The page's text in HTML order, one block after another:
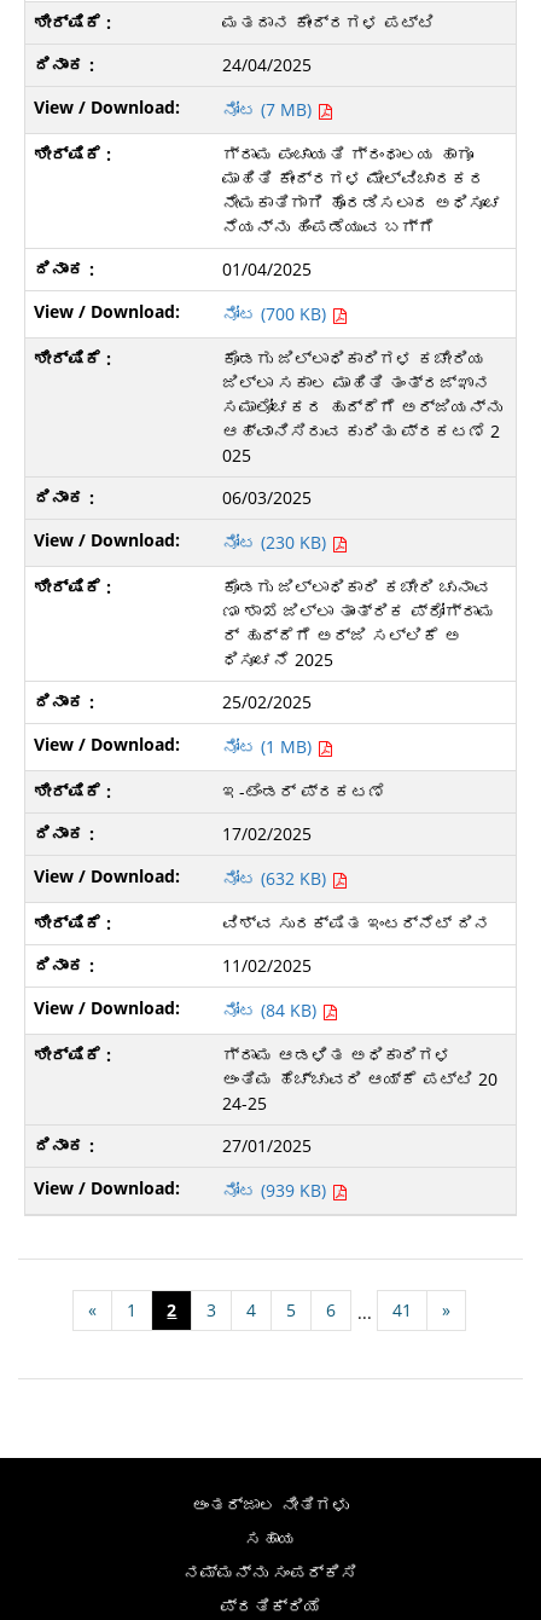
ಮತದಾನ ಕೇಂದ್ರಗಳ ಪಟ್ಟಿ
24/04/2025
ನೋಟ (7 MB)
ಗ್ರಾಮ ಪಂಚಾಯತಿ ಗ್ರಂಥಾಲಯ ಹಾಗೂ
ಮಾಹಿತಿ ಕೇಂದ್ರಗಳ ಮೇಲ್ವಿಚಾರಕರ
ನೇಮಕಾತಿಗಾಗಿ ಹೊರಡಿಸಲಾದ ಅಧಿಸೂಚ
ನೆಯನ್ನು ಹಿಂಪಡೆಯುವ ಬಗ್ಗೆ
01/04/2025
ನೋಟ (700 KB)
ಕೊಡಗು ಜಿಲ್ಲಾಧಿಕಾರಿಗಳ ಕಚೇರಿಯ
ಜಿಲ್ಲಾ ಸಕಾಲ ಮಾಹಿತಿ ತಂತ್ರಜ್ಞಾನ
ಸಮಾಲೋಚಕರ ಹುದ್ದೆಗೆ ಅರ್ಜಿಯನ್ನು
ಆಹ್ವಾನಿಸಿರುವ ಕುರಿತು ಪ್ರಕಟಣೆ 2
025
06/03/2025
ನೋಟ (230 KB)
ಕೊಡಗು ಜಿಲ್ಲಾಧಿಕಾರಿ ಕಚೇರಿ ಚುನಾವ
ಣಾ ಶಾಖೆ ಜಿಲ್ಲಾ ತಾಂತ್ರಿಕ ಪ್ರೋಗ್ರಾಮ
ರ್ ಹುದ್ದೆಗೆ ಅರ್ಜಿ ಸಲ್ಲಿಕೆ ಅ
ಧಿಸೂಚನೆ 2025
25/02/2025
ನೋಟ (1 MB)
ಇ-ಟೆಂಡರ್ ಪ್ರಕಟಣೆ
17/02/2025
ನೋಟ (632 KB)
ವಿಶ್ವ ಸುರಕ್ಷಿತ ಇಂಟರ್ನೆಟ್ ದಿನ
11/02/2025
ನೋಟ (84 KB)
ಗ್ರಾಮ ಆಡಳಿತ ಅಧಿಕಾರಿಗಳ
ಅಂತಿಮ ಹೆಚ್ಚುವರಿ ಆಯ್ಕೆ ಪಟ್ಟಿ 20
24-25
27/01/2025
ನೋಟ (939 KB)
« 1 2 3 4 5 6 ... 41 »
ಅಂತರ್ಜಾಲ ನೀತಿಗಳು
ಸಹಾಯ
ನಮ್ಮನ್ನು ಸಂಪರ್ಕಿಸಿ
ಪ್ರತಿಕ್ರಿಯೆ